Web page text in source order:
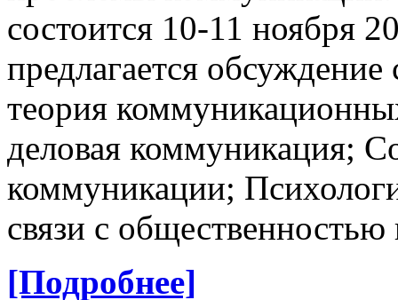
состоится 10-11 ноября
предлагается
теория
деловая коммуникация;
коммуникации;
связи с общественностью
[Подробнее]